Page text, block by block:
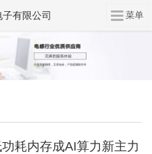
耗内存成AI算力新主力
有限公司